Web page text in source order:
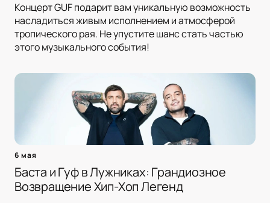
Концерт GUF подарит вам уникальную возможность
насладиться живым исполнением и атмосферой
тропического рая. Не упустите шанс стать частью
этого музыкального события!
6 мая
Баста и Гуф в Лужниках: Грандиозное
Возвращение Хип-Хоп Легенд